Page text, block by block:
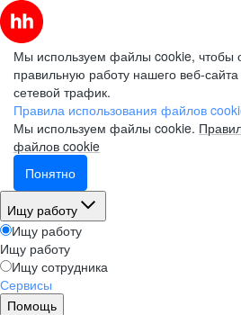
Мы используем файлы cookie, чтобы
правильную работу нашего веб-
сетевой трафик.
Правила использования файлов
Мы используем файлы cookie.
файлов cookie
Понятно
Ищу работу
Ищу работу
Ищу работу
Ищу сотрудника
Сервисы
Помощь